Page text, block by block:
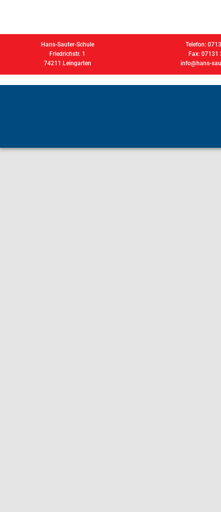
Hans-Sauter-Schule
Friedrichstr. 1
74211 Leingarten
Telefon:
Fax: 07131
info@hans-